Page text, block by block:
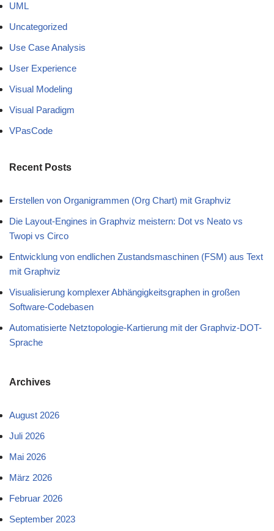
UML
Uncategorized
Use Case Analysis
User Experience
Visual Modeling
Visual Paradigm
VPasCode
Recent Posts
Erstellen von Organigrammen (Org Chart) mit Graphviz
Die Layout-Engines in Graphviz meistern: Dot vs Neato vs
Twopi vs Circo
Entwicklung von endlichen Zustandsmaschinen (FSM) aus Text
mit Graphviz
Visualisierung komplexer Abhängigkeitsgraphen in großen
Software-Codebasen
Automatisierte Netztopologie-Kartierung mit der Graphviz-DOT-
Sprache
Archives
August 2026
Juli 2026
Mai 2026
März 2026
Februar 2026
September 2023